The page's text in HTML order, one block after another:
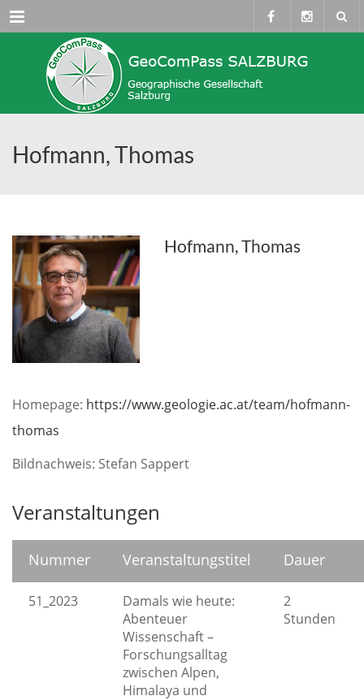
Menü
Hofmann, Thomas
Hofmann, Thomas
Homepage: https://www.geologie.ac.at/team/hofmann-
thomas
Bildnachweis: Stefan Sappert
Veranstaltungen
Nummer Veranstaltungstitel Dauer
51_2023
Damals wie heute:
Abenteuer
Wissenschaft –
Forschungsalltag
zwischen Alpen,
Himalaya und
2
Stunden